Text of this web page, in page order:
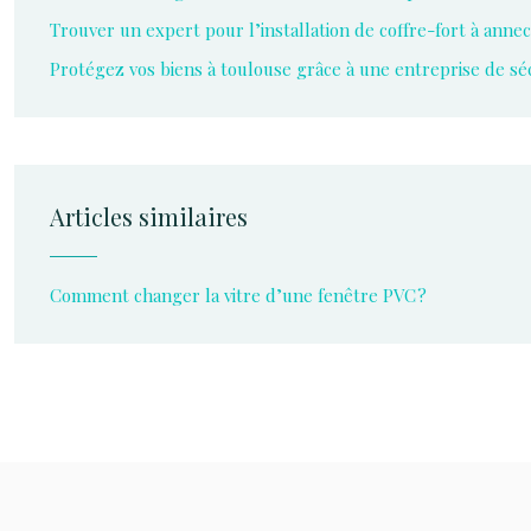
Trouver un expert pour l’installation de coffre-fort à
Protégez vos biens à toulouse grâce à une entreprise de
Articles similaires
Comment changer la vitre d’une fenêtre PVC ?